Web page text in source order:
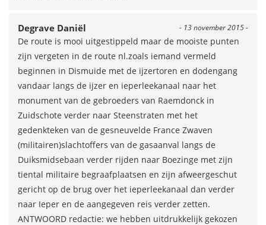
- 13 november 2015 -
Degrave Daniël
De route is mooi uitgestippeld maar de mooiste punten
zijn vergeten in de route nl.zoals iemand vermeld
beginnen in Dismuide met de ijzertoren en dodengang
vandaar langs de ijzer en ieperleekanaal naar het
monument van de gebroeders van Raemdonck in
Zuidschote verder naar Steenstraten met het
gedenkteken van de gesneuvelde France Zwaven
(militairen)slachtoffers van de gasaanval langs de
Duiksmidsebaan verder rijden naar Boezinge met zijn
tiental militaire begraafplaatsen en zijn afweergeschut
gericht op de brug over het ieperleekanaal dan verder
naar Ieper en de aangegeven reis verder zetten.
ANTWOORD redactie: we hebben uitdrukkelijk gekozen